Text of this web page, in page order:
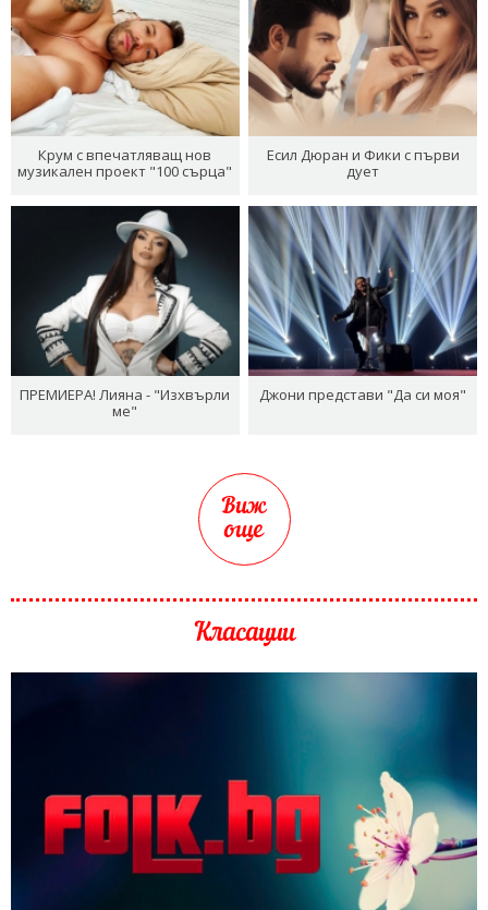
Крум с впечатляващ нов
музикален проект "100 сърца"
Есил Дюран и Фики с първи
дует
ПРЕМИЕРА! Лияна - "Изхвърли
ме"
Джони представи "Да си моя"
Виж
още
Класации